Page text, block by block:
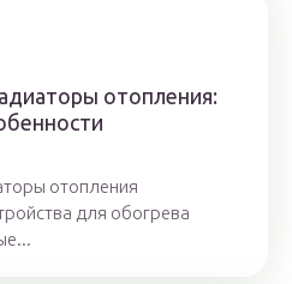
отопления:
отопления
для обогрева